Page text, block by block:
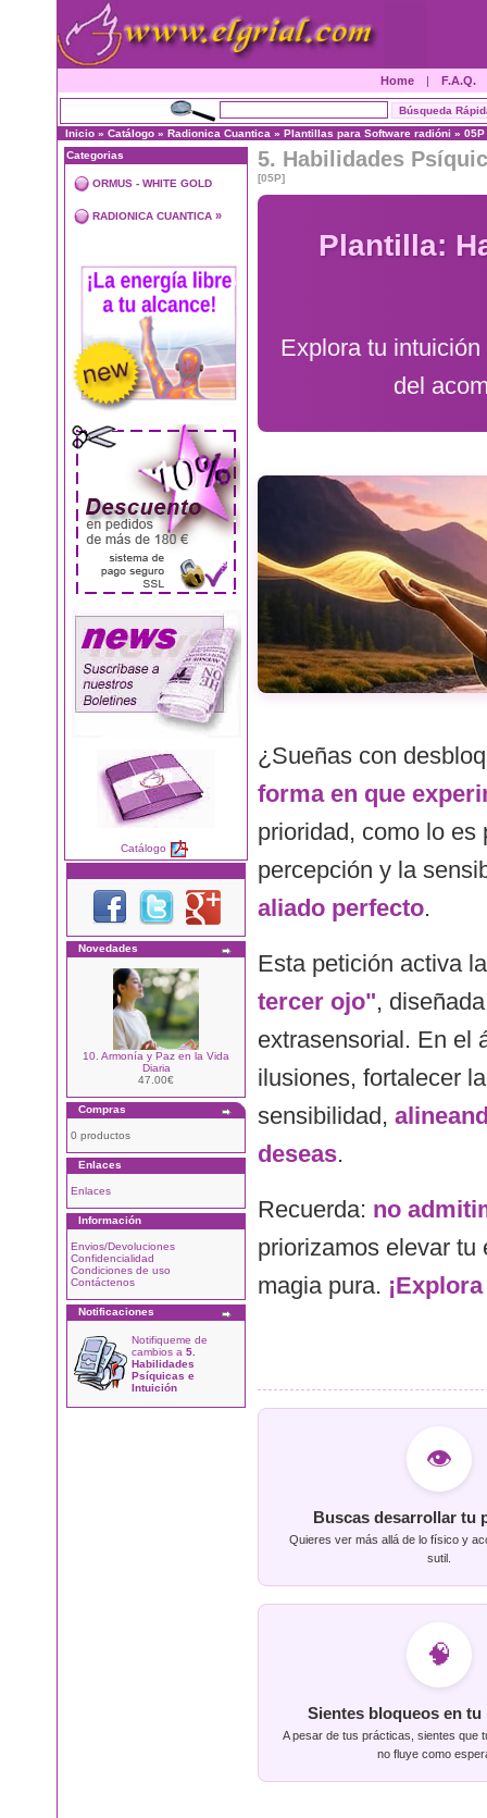
Home | F.A.Q.
Inicio » Catálogo » Radionica Cuantica » Plantillas para Software radióni » 05P
Categorias
ORMUS - WHITE GOLD
RADIONICA CUANTICA »
Catálogo
Novedades
10. Armonía y Paz en la Vida
Diaria
47.00€
Compras
0 productos
Enlaces
Enlaces
Información
Envios/Devoluciones
Confidencialidad
Condiciones de uso
Contáctenos
Notificaciones
Notifiqueme de
cambios a 5.
Habilidades
Psíquicas e
Intuición
5. Habilidades
[05P]
Plantilla:
Explora tu
del
¿Sueñas con
forma en que
prioridad, como lo es
percepción y la
aliado perfecto.
Esta petición activa
tercer ojo",
extrasensorial. En el
ilusiones, fortalecer
sensibilidad,
deseas.
Recuerda: no
priorizamos elevar
magia pura.
👁️
Buscas desarrollar tu
Quieres ver más allá de lo físico y
sutil.
🧠
Sientes bloqueos en tu
A pesar de tus prácticas, sientes que
no fluye como